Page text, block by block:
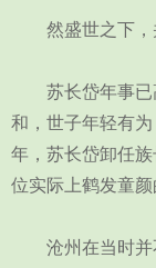
然盛世之下，
苏长岱年事已
和，世子年轻有
年，苏长岱卸任
位实际上鹤发童颜
沧州在当时并